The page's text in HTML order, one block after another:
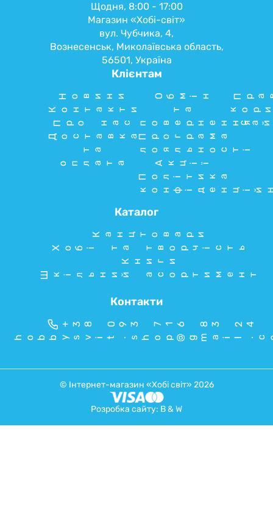
Щодня, 8:00 - 17:00
Магазин «Хобі-світ»
вул. Чубчика, 4,
Вознесенськ, Миколаївська область,
56501, Україна
Клієнтам
Новини
Контакти
Про нас
Доставка
та
оплата
Обмін
та
повернення
Програма
лояльності
Акції
Політика
Каталог
Канцтовари
Хобі та творчість
Книги
Шкільний асортимент
Контакти
+38 093 716 83 24
© Інтернет-магазин «Хобі світ» 2026
Розробка сайту: B & W